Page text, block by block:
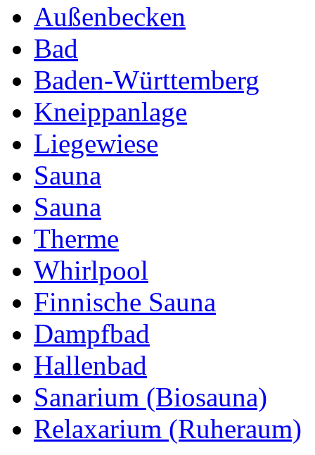
Außenbecken
Bad
Baden-Württemberg
Kneippanlage
Liegewiese
Sauna
Sauna
Therme
Whirlpool
Finnische Sauna
Dampfbad
Hallenbad
Sanarium (Biosauna)
Relaxarium (Ruheraum)